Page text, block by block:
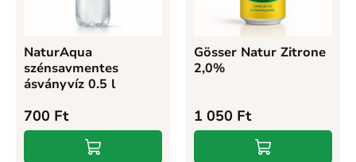
NaturAqua
szénsavmentes
ásványvíz 0.5 l
700 Ft
Gösser Natur Zitrone
2,0%
1 050 Ft